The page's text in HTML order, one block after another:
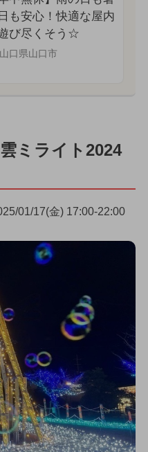
も安心！快適な屋内
び尽くそう☆
山口県山口市
ミライト2024
01/17(金) 17:00-22:00